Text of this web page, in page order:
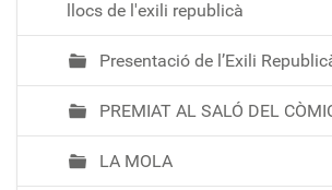
llocs de l'exili republicà
Presentació de l’Exili
PREMIAT AL SALÓ DEL
LA MOLA